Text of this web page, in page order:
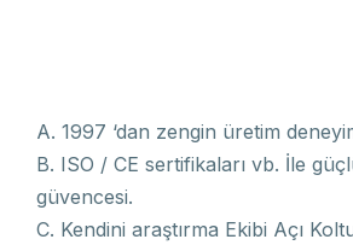
A. 1997 ‘dan zengin üretim
B. ISO / CE sertifikaları vb. İle
güvencesi.
C. Kendini araştırma Ekibi Açı